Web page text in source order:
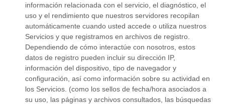
información relacionada con el servicio, el diagnóstico, el
uso y el rendimiento que nuestros servidores recopilan
automáticamente cuando usted accede o utiliza nuestros
Servicios y que registramos en archivos de registro.
Dependiendo de cómo interactúe con nosotros, estos
datos de registro pueden incluir su dirección IP,
información del dispositivo, tipo de navegador y
configuración, así como información sobre su actividad en
los Servicios. (como los sellos de fecha/hora asociados a
su uso, las páginas y archivos consultados, las búsquedas